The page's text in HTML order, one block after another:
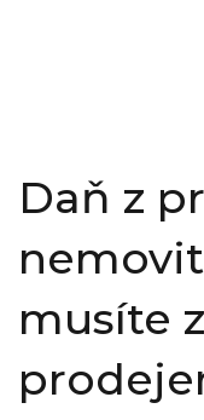
Daň z
musíte